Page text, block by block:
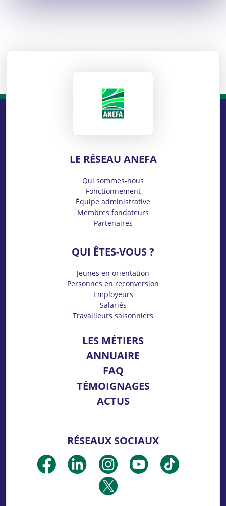
LE RÉSEAU ANEFA
Qui sommes-nous
Fonctionnement
Équipe administrative
Membres fondateurs
Partenaires
QUI ÊTES-VOUS ?
Jeunes en orientation
Personnes en reconversion
Employeurs
Salariés
Travailleurs saisonniers
LES MÉTIERS
ANNUAIRE
FAQ
TÉMOIGNAGES
ACTUS
RÉSEAUX SOCIAUX